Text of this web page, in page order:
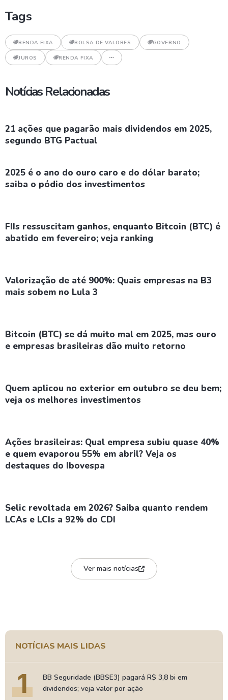
Tags
RENDA FIXA BOLSA DE VALORES GOVERNO
JUROS RENDA FIXA
Notícias Relacionadas
21 ações que pagarão mais dividendos em 2025,
segundo BTG Pactual
2025 é o ano do ouro caro e do dólar barato;
saiba o pódio dos investimentos
FIIs ressuscitam ganhos, enquanto Bitcoin (BTC) é
abatido em fevereiro; veja ranking
Valorização de até 900%: Quais empresas na B3
mais sobem no Lula 3
Bitcoin (BTC) se dá muito mal em 2025, mas ouro
e empresas brasileiras dão muito retorno
Quem aplicou no exterior em outubro se deu bem;
veja os melhores investimentos
Ações brasileiras: Qual empresa subiu quase 40%
e quem evaporou 55% em abril? Veja os
destaques do Ibovespa
Selic revoltada em 2026? Saiba quanto rendem
LCAs e LCIs a 92% do CDI
Ver mais notícias
NOTÍCIAS MAIS LIDAS
1
BB Seguridade (BBSE3) pagará R$ 3,8 bi em
dividendos; veja valor por ação